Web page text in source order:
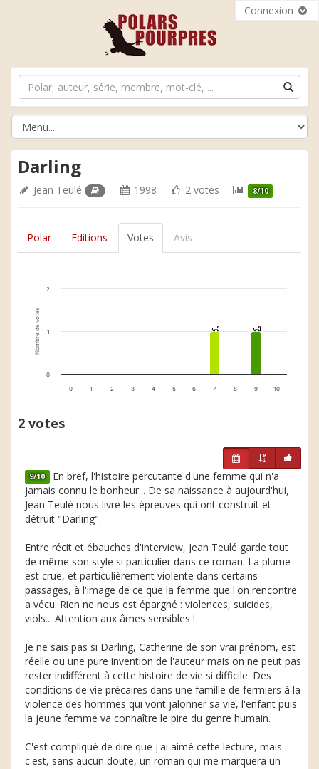
Connexion
Darling
Jean Teulé 1998 2 votes 8/10
Polar Editions Votes Avis
Nombre de votes 1
1 1
1
0 1 2 3 4 5 6 7 8 9 10
0
1
2
2 votes
9/10 En bref, l'histoire percutante d'une femme qui n'a
jamais connu le bonheur... De sa naissance à aujourd'hui,
Jean Teulé nous livre les épreuves qui ont construit et
détruit "Darling".
Entre récit et ébauches d'interview, Jean Teulé garde tout
de même son style si particulier dans ce roman. La plume
est crue, et particulièrement violente dans certains
passages, à l'image de ce que la femme que l'on rencontre
a vécu. Rien ne nous est épargné : violences, suicides,
viols... Attention aux âmes sensibles !
Je ne sais pas si Darling, Catherine de son vrai prénom, est
réelle ou une pure invention de l'auteur mais on ne peut pas
rester indifférent à cette histoire de vie si difficile. Des
conditions de vie précaires dans une famille de fermiers à la
violence des hommes qui vont jalonner sa vie, l'enfant puis
la jeune femme va connaître le pire du genre humain.
C'est compliqué de dire que j'ai aimé cette lecture, mais
c'est, sans aucun doute, un roman qui me marquera un